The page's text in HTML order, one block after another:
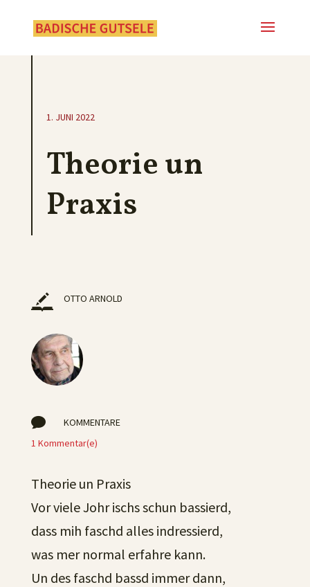
1. JUNI 2022
Theorie un
Praxis
OTTO ARNOLD

KOMMENTARE
1 Kommentar(e)
Theorie un Praxis
Vor viele Johr ischs schun bassierd,
dass mih faschd alles indressierd,
was mer normal erfahre kann.
Un des faschd bassd immer dann,